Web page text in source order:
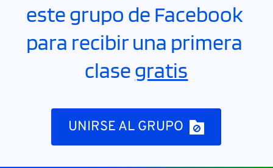
este grupo de Facebook
para recibir una primera
clase gratis
UNIRSE AL GRUPO